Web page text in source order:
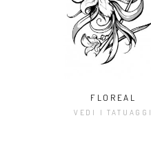
FLOREAL
VEDI I TATUAGGI